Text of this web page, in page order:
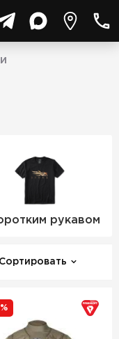
рукавом
Сортировать